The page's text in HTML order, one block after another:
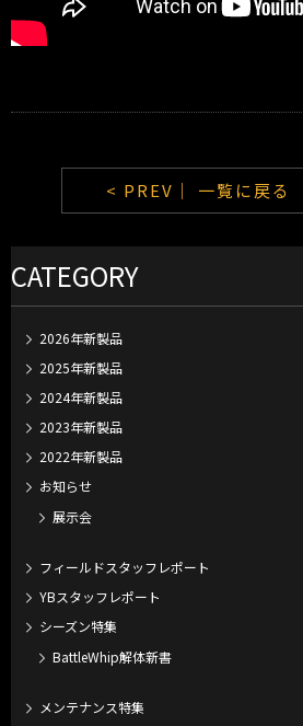
< PREV｜ 一覧に戻る
CATEGORY
2026年新製品
2025年新製品
2024年新製品
2023年新製品
2022年新製品
お知らせ
展示会
フィールドスタッフレポート
YBスタッフレポート
シーズン特集
BattleWhip解体新書
メンテナンス特集